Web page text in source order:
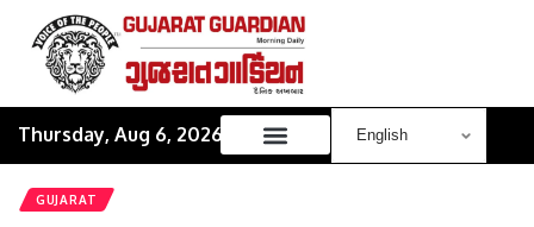
Thursday, Aug 6, 2026
GUJARAT